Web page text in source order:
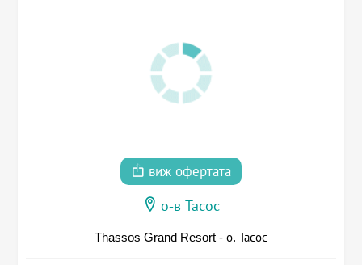
виж офертата
о-в Тасос
Thassos Grand Resort - о. Тасос